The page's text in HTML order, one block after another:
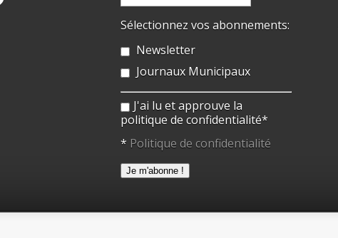
Sélectionnez vos abonnements:
Newsletter
Journaux Municipaux
J'ai lu et approuve la
politique de confidentialité*
* Politique de confidentialité